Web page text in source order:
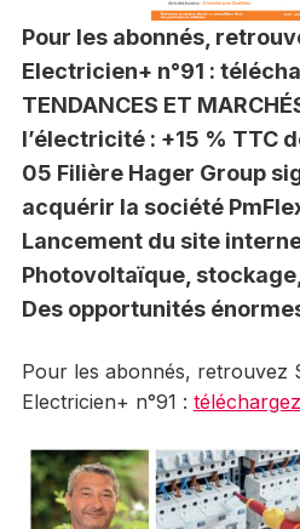
Pour les abonnés,
Electricien+ n°91 :
TENDANCES ET
l’électricité : +15 % TTC
05 Filière Hager Group
acquérir la société
Lancement du site
Photovoltaïque,
Des opportunités
Pour les abonnés, retrouvez
Electricien+ n°91 : téléchargez